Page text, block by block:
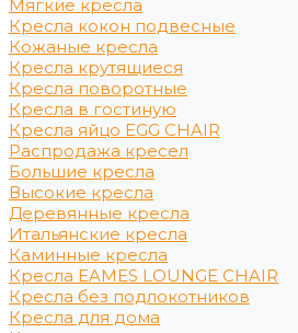
Мягкие кресла
Кресла кокон подвесные
Кожаные кресла
Кресла крутящиеся
Кресла поворотные
Кресла в гостиную
Кресла яйцо EGG CHAIR
Распродажа кресел
Большие кресла
Высокие кресла
Деревянные кресла
Итальянские кресла
Каминные кресла
Кресла EAMES LOUNGE CHAIR
Кресла без подлокотников
Кресла для дома